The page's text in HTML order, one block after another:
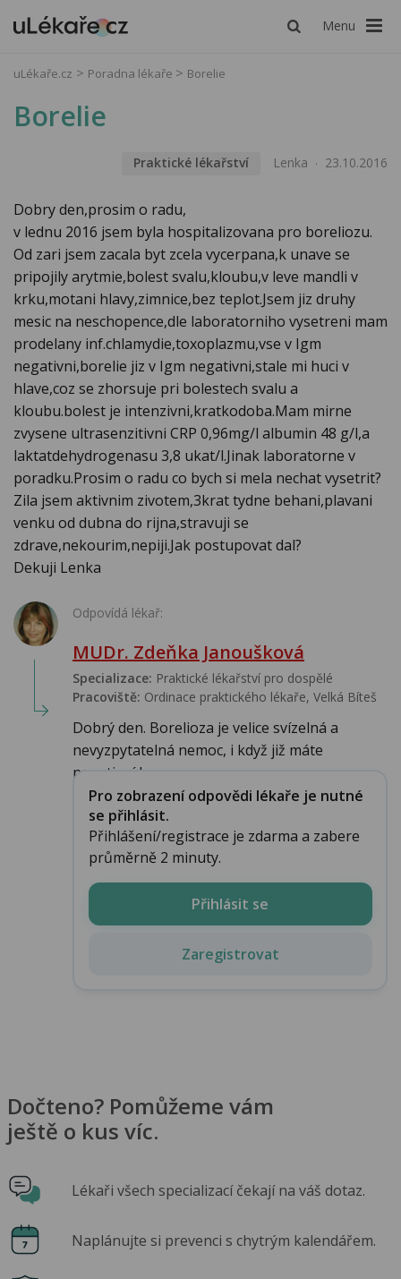
Menu
uLékaře.cz Poradna lékaře Borelie
Borelie
Praktické lékařství Lenka 23.10.2016
Dobry den,prosim o radu,
v lednu 2016 jsem byla hospitalizovana pro boreliozu.
Od zari jsem zacala byt zcela vycerpana,k unave se
pripojily arytmie,bolest svalu,kloubu,v leve mandli v
krku,motani hlavy,zimnice,bez teplot.Jsem jiz druhy
mesic na neschopence,dle laboratorniho vysetreni mam
prodelany inf.chlamydie,toxoplazmu,vse v Igm
negativni,borelie jiz v Igm negativni,stale mi huci v
hlave,coz se zhorsuje pri bolestech svalu a
kloubu.bolest je intenzivni,kratkodoba.Mam mirne
zvysene ultrasenzitivni CRP 0,96mg/l albumin 48 g/l,a
laktatdehydrogenasu 3,8 ukat/l.Jinak laboratorne v
poradku.Prosim o radu co bych si mela nechat vysetrit?
Zila jsem aktivnim zivotem,3krat tydne behani,plavani
venku od dubna do rijna,stravuji se
zdrave,nekourim,nepiji.Jak postupovat dal?
Dekuji Lenka
Odpovídá lékař:
MUDr. Zdeňka Janoušková
Specializace: Praktické lékařství pro dospělé
Pracoviště: Ordinace praktického lékaře, Velká Bíteš
Dobrý den. Borelioza je velice svízelná a
nevyzpytatelná nemoc, i když již máte
negativní Ig...
Pro zobrazení odpovědi lékaře je nutné
se přihlásit.
Přihlášení/registrace je zdarma a zabere
průměrně 2 minuty.
Přihlásit se
Zaregistrovat
Dočteno? Pomůžeme vám
ještě o kus víc.
Lékaři všech specializací čekají na váš dotaz.
Naplánujte si prevenci s chytrým kalendářem.